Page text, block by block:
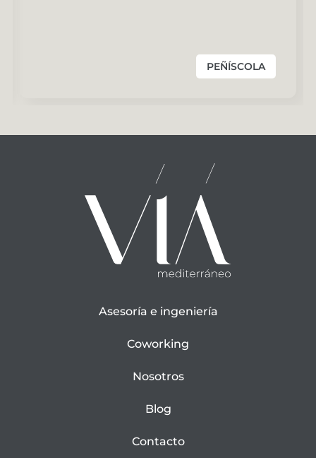
PEÑÍSCOLA
Asesoría e ingeniería
Coworking
Nosotros
Blog
Contacto